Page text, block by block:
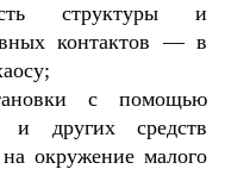
структуры и
контактов — в
с помощью
и других средств
окружение малого